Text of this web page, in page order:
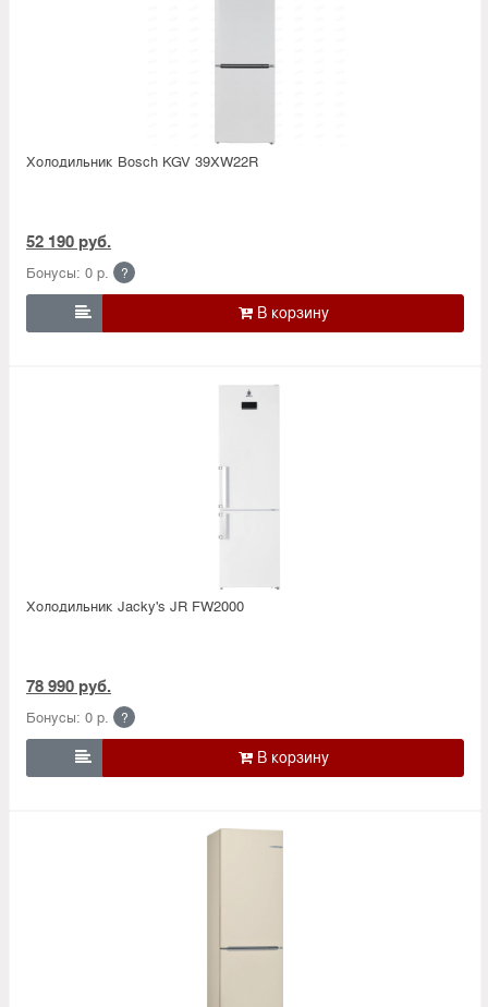
Холодильник Bosсh KGV 39XW22R
52 190 руб.
Бонусы: 0 р. ?

Холодильник Jacky's JR FW2000
78 990 руб.
Бонусы: 0 р. ?
